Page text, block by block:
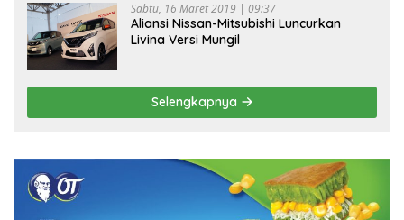
Sabtu, 16 Maret 2019 | 09:37
Aliansi Nissan-Mitsubishi Luncurkan
Livina Versi Mungil
Selengkapnya